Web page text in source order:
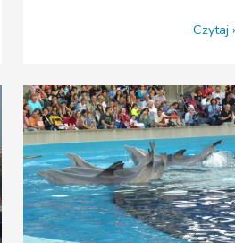
Czytaj